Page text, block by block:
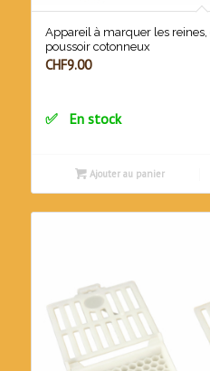
Appareil à marquer les
poussoir cotonneux
CHF9.00
En stock
Ajouter au panier